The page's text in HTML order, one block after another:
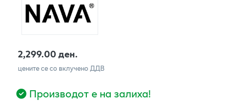
2,299.00 ден.
цените се со вклучено ДДВ
Производот е на залиха!